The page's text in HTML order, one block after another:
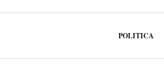
POLITICA